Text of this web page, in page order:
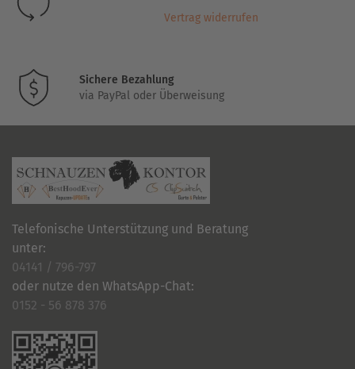
Vertrag widerrufen
Sichere Bezahlung
via PayPal oder Überweisung
Telefonische Unterstützung und Beratung
unter:
04141 / 796-797
oder nutze den WhatsApp-Chat:
0152 - 56 878 376